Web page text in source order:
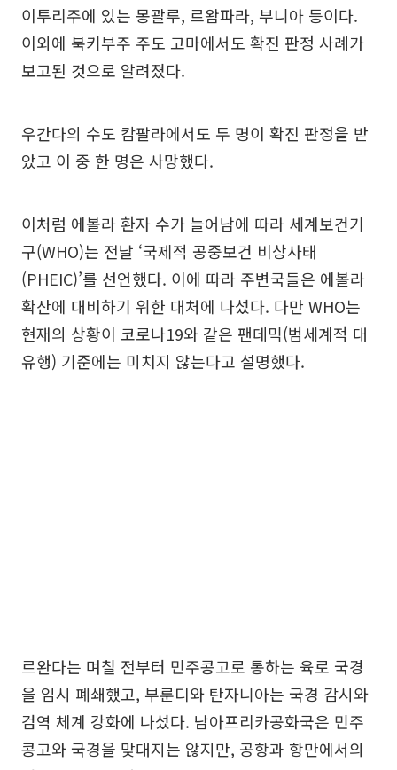
이투리주에 있는 몽괄루, 르왐파라, 부니아 등이다.
이외에 북키부주 주도 고마에서도 확진 판정 사례가
보고된 것으로 알려졌다.
우간다의 수도 캄팔라에서도 두 명이 확진 판정을 받
았고 이 중 한 명은 사망했다.
이처럼 에볼라 환자 수가 늘어남에 따라 세계보건기
구(WHO)는 전날 ‘국제적 공중보건 비상사태
(PHEIC)’를 선언했다. 이에 따라 주변국들은 에볼라
확산에 대비하기 위한 대처에 나섰다. 다만 WHO는
현재의 상황이 코로나19와 같은 팬데믹(범세계적 대
유행) 기준에는 미치지 않는다고 설명했다.
르완다는 며칠 전부터 민주콩고로 통하는 육로 국경
을 임시 폐쇄했고, 부룬디와 탄자니아는 국경 감시와
검역 체계 강화에 나섰다. 남아프리카공화국은 민주
콩고와 국경을 맞대지는 않지만, 공항과 항만에서의